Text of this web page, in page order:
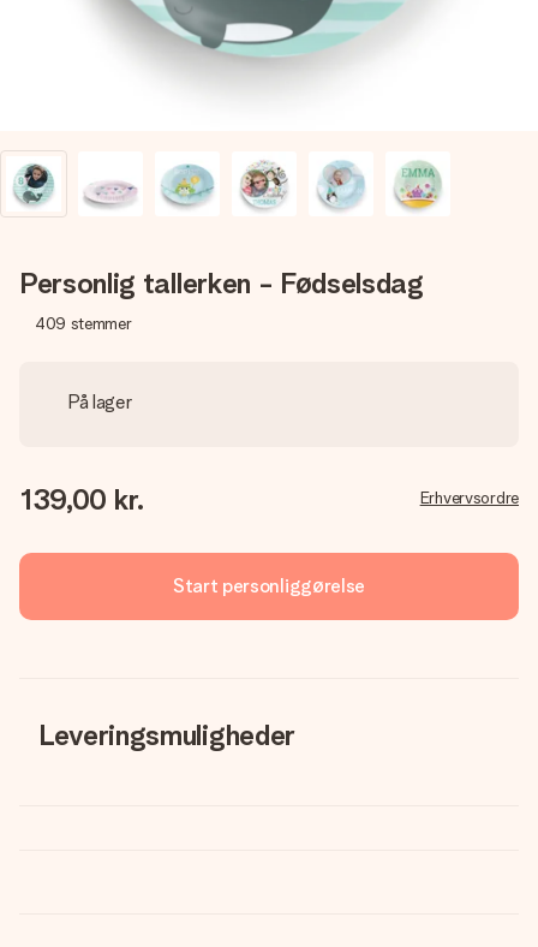
Personlig tallerken - Fødselsdag
409 stemmer
På lager
139,00 kr. Erhvervsordre
Start personliggørelse
Leveringsmuligheder